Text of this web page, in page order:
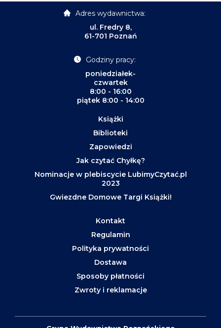
Adres wydawnictwa:
ul. Fredry 8,
61-701 Poznań
Godziny pracy:
poniedziałek-
czwartek
8:00 - 16:00
piątek 8:00 - 14:00
Książki
Biblioteki
Zapowiedzi
Jak czytać Chyłkę?
Nominacje w plebiscycie LubimyCzytać.pl
2023
Gwiezdne Domowe Targi Książki!
Kontakt
Regulamin
Polityka prywatności
Dostawa
Sposoby płatności
Zwroty i reklamacje